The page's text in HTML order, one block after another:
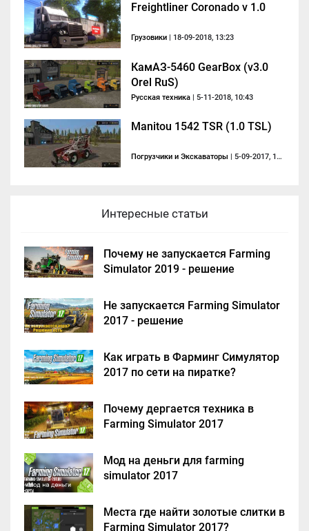
Freightliner Coronado v 1.0
Грузовики | 18-09-2018, 13:23
КамАЗ-5460 GearBox (v3.0
Orel RuS)
Русская техника | 5-11-2018, 10:43
Manitou 1542 TSR (1.0 TSL)
Погрузчики и Экскаваторы | 5-09-2017, 14:23
Интересные статьи
Почему не запускается Farming
Simulator 2019 - решение
Не запускается Farming Simulator
2017 - решение
Как играть в Фарминг Симулятор
2017 по сети на пиратке?
Почему дергается техника в
Farming Simulator 2017
Мод на деньги для farming
simulator 2017
Места где найти золотые слитки в
Farming Simulator 2017?